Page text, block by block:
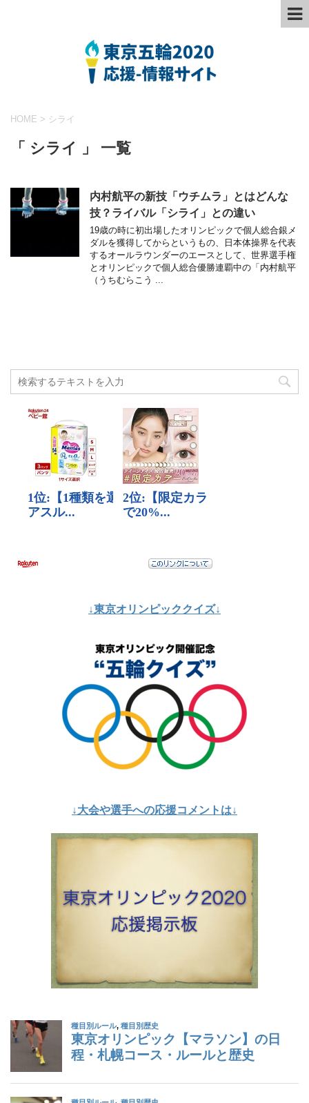
HOME > シライ
「 シライ 」 一覧
内村航平の新技「ウチムラ」とはどんな
技？ライバル「シライ」との違い
19歳の時に初出場したオリンピックで個人総合銀メ
ダルを獲得してからというもの、日本体操界を代表
するオールラウンダーのエースとして、世界選手権
とオリンピックで個人総合優勝連覇中の「内村航平
（うちむらこう ...
↓東京オリンピッククイズ↓
↓大会や選手への応援コメントは↓